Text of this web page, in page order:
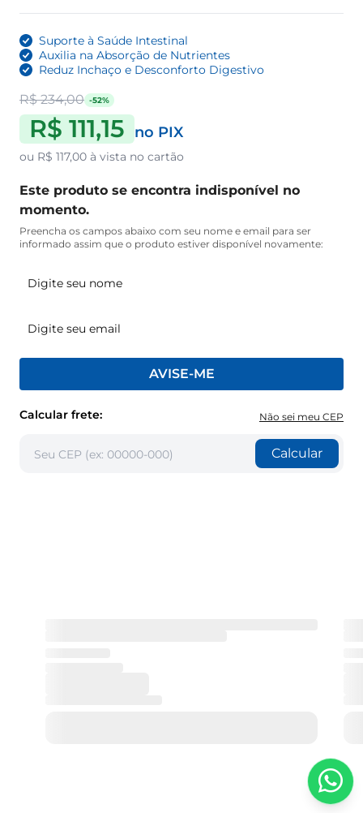
Suporte à Saúde Intestinal
Auxilia na Absorção de Nutrientes
Reduz Inchaço e Desconforto Digestivo
R$ 234,00 -52%
R$ 111,15 no PIX
ou R$ 117,00 à vista no cartão
Este produto se encontra indisponível no
momento.
Preencha os campos abaixo com seu nome e email para ser
informado assim que o produto estiver disponível novamente:
AVISE-ME
Calcular frete: Não sei meu CEP
Calcular